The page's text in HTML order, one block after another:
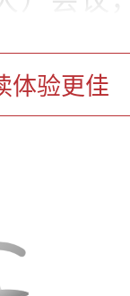
益民工
改情况
宁区政
体验更佳